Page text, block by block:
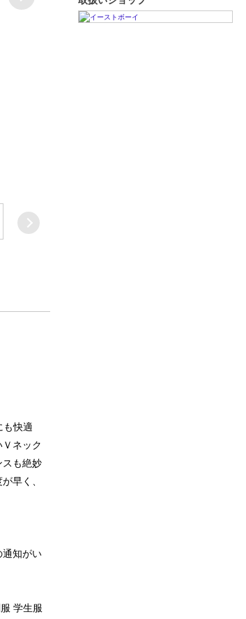
も快適
ネック
スも絶妙
早く、
通知がい
学生服